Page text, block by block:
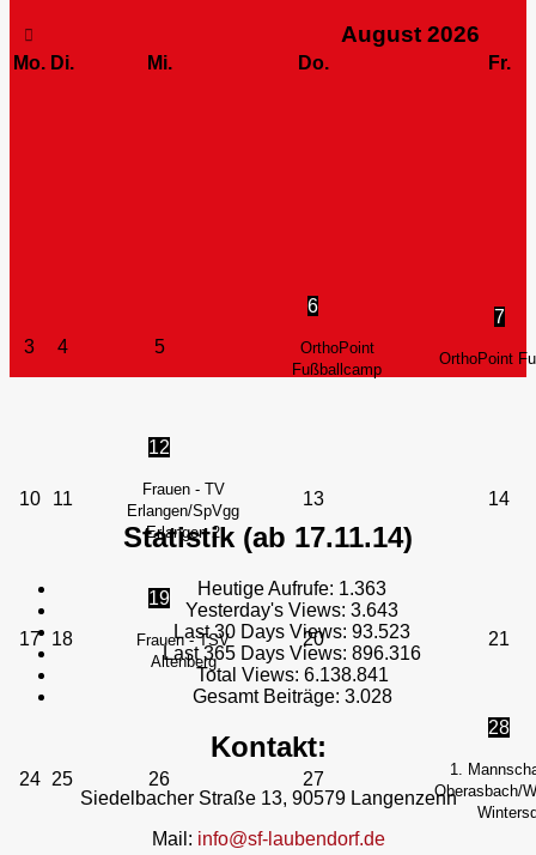
August 2026
Mo. Di. Mi. Do. Fr.
3 4 5
6
OrthoPoint
Fußballcamp
7
OrthoPoint
10 11
12
Frauen - TV
Erlangen/SpVgg
Erlangen 2
13 14
17 18
19
Frauen - TSV
Altenberg
20 21
24 25 26 27
28
1.
Oberasbach/
Statistik (ab 17.11.14)
Heutige Aufrufe: 1.363
Yesterday's Views: 3.643
Last 30 Days Views: 93.523
Last 365 Days Views: 896.316
Total Views: 6.138.841
Gesamt Beiträge: 3.028
Kontakt:
Siedelbacher Straße 13, 90579 Langenzenn
Mail: info@sf-laubendorf.de